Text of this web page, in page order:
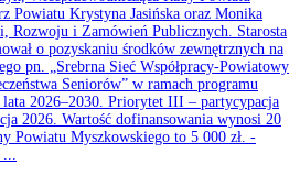
Powiatu Krystyna Jasińska oraz Monika
Rozwoju i Zamówień Publicznych. Starosta
o pozyskaniu środków zewnętrznych na
pn. „Srebrna Sieć Współpracy-Powiatowy
Seniorów” w ramach programu
2026–2030. Priorytet III – partycypacja
2026. Wartość dofinansowania wynosi 20
Powiatu Myszkowskiego to 5 000 zł. -
...